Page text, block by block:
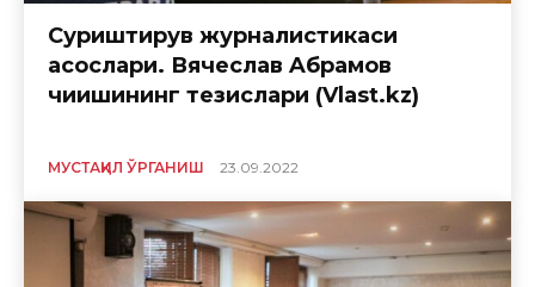
Суриштирув журналистикаси
асослари. Вячеслав Aбрамов
чиқишининг тезислари (Vlast.kz)
МУСТАҚИЛ ЎРГАНИШ 23.09.2022